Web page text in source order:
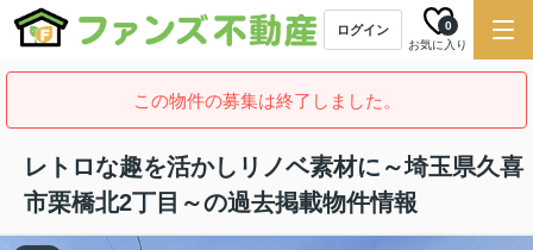
ログイン
お気に入り
0
この物件の募集は終了しました。
レトロな趣を活かしリノベ素材に～埼玉県久喜
市栗橋北2丁目～の過去掲載物件情報